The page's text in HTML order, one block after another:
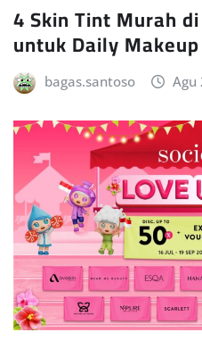
4 Skin Tint Murah
untuk Daily Makeup
bagas.santoso Agu